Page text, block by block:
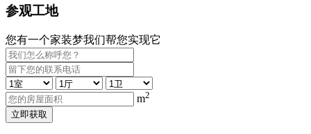
参观工地
您有一个家装梦我们帮您实现它
m2
立即获取